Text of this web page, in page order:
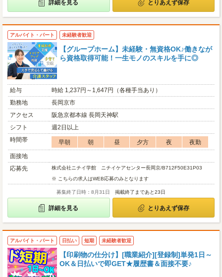
詳細を見る とりあえず保存
アルバイト・パート 未経験者歓迎
【グループホーム】未経験・無資格OK♪働きなが
ら資格取得可能！一生モノのスキルを手に◎
給与
時給 1,237円～1,647円（各種手当あり）
勤務地
長岡京市
アクセス
阪急京都本線 長岡天神駅
シフト
週2日以上
時間帯
早朝 朝 昼 夕方 夜
夜勤
面接地
応募先
株式会社ニチイ学館 ニチイケアセンター長岡京/B712F50E31P03
※ こちらの求人はWEB応募のみとなります
募集終了日時：8月31日 掲載終了まであと23日
詳細を見る とりあえず保存
アルバイト・パート 日払い 短期 未経験者歓迎
【印刷物の仕分け】[職業紹介][登録制]単発1日～
OK＆日払いで即GET★履歴書＆面接不要♪